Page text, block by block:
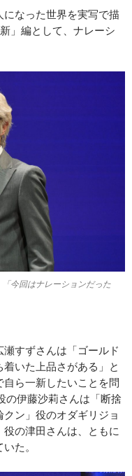
なった世界を実写で描
」編として、ナレーシ
今回はナレーションだった
すずさんは「ゴールド
いた上品さがある」と
ら一新したいことを問
の伊藤沙莉さんは「断捨
ン」役のオダギリジョ
の津田さんは、ともに
た。